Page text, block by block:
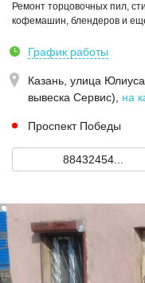
Ремонт торцовочных пил,
кофемашин, блендеров и
График работы
Казань, улица
вывеска Сервис)
на
Проспект Победы
88432454...